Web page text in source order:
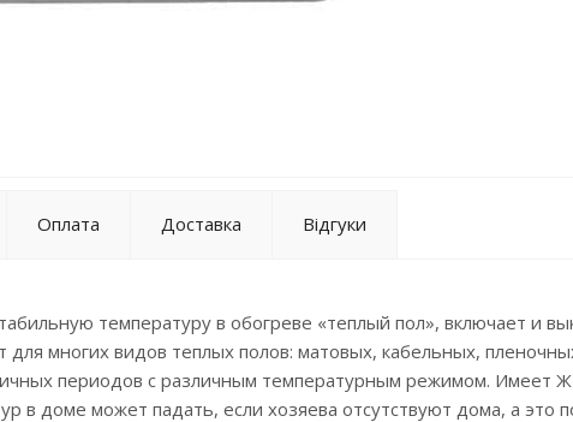
Оплата Доставка Відгуки
температуру в обогреве «теплый пол», включает и
для многих видов теплых полов: матовых, кабельных,
периодов с различным температурным режимом. Имеет
в доме может падать, если хозяева отсутствуют дома, а